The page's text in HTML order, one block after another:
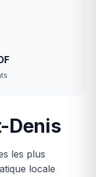
Denis
les plus
locale